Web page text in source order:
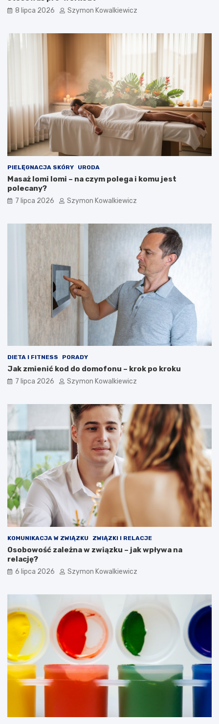
8 lipca 2026 Szymon Kowalkiewicz
PIELĘGNACJA SKÓRY URODA
Masaż lomi lomi – na czym polega i komu jest
polecany?
7 lipca 2026 Szymon Kowalkiewicz
DIETA I FITNESS PORADY
Jak zmienić kod do domofonu – krok po kroku
7 lipca 2026 Szymon Kowalkiewicz
KOMUNIKACJA W ZWIĄZKU ZWIĄZKI I RELACJE
Osobowość zależna w związku – jak wpływa na
relację?
6 lipca 2026 Szymon Kowalkiewicz